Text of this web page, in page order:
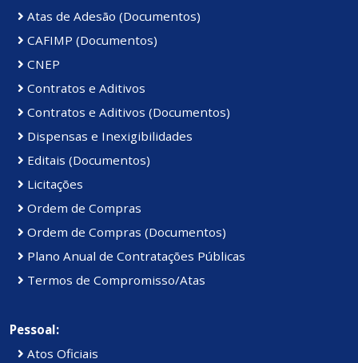
Atas de Adesão (Documentos)
CAFIMP (Documentos)
CNEP
Contratos e Aditivos
Contratos e Aditivos (Documentos)
Dispensas e Inexigibilidades
Editais (Documentos)
Licitações
Ordem de Compras
Ordem de Compras (Documentos)
Plano Anual de Contratações Públicas
Termos de Compromisso/Atas
Pessoal:
Atos Oficiais